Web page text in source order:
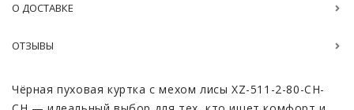
О ДОСТАВКЕ
ОТЗЫВЫ
Чёрная пуховая куртка с мехом лисы XZ-511-2-80-CH-